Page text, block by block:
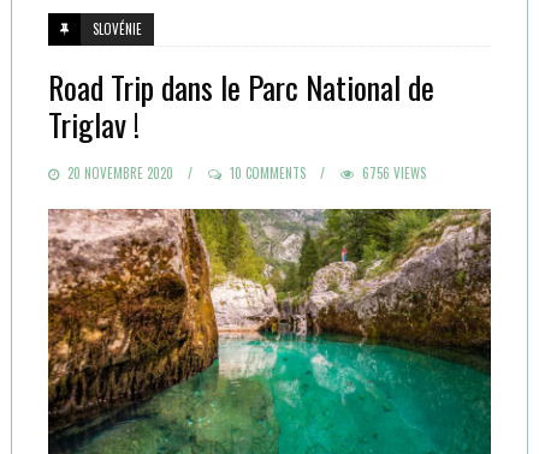
SLOVÉNIE
Road Trip dans le Parc National de
Triglav !
POSTED
20 NOVEMBRE 2020 10 COMMENTS 6756 VIEWS